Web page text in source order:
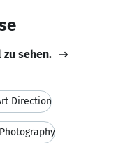
zu sehen.
Direction